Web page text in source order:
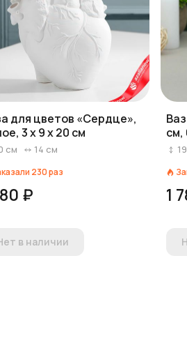
для цветов «Сердце»,
3 х 9 х 20 см
см 14 см
230раз
₽
в наличии
см,
19
1